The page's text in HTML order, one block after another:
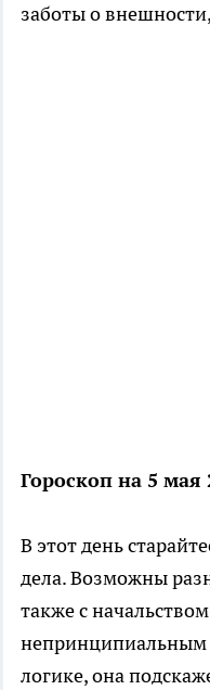
заботы о
Гороскоп на 5 мая
В этот день
дела. Возможны
также с
непринципиальным
логике, она